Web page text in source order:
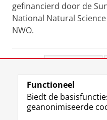
gefinancierd door de
National Natural
NWO.
View this page in:English
Functioneel
Biedt de
geanonimiseerde